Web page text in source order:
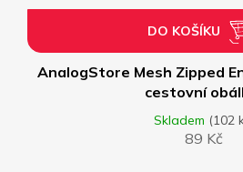
AnalogStore Mesh Zipped
cestovní
Skladem (102
89 Kč
DO KOŠÍKU